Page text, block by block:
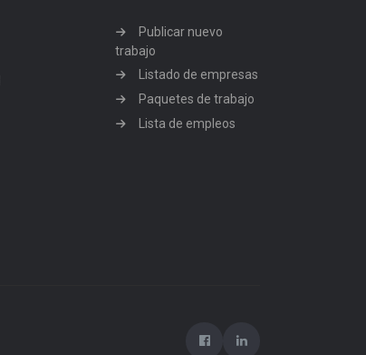
Publicar nuevo
trabajo
Listado de empresas
Paquetes de trabajo
Lista de empleos